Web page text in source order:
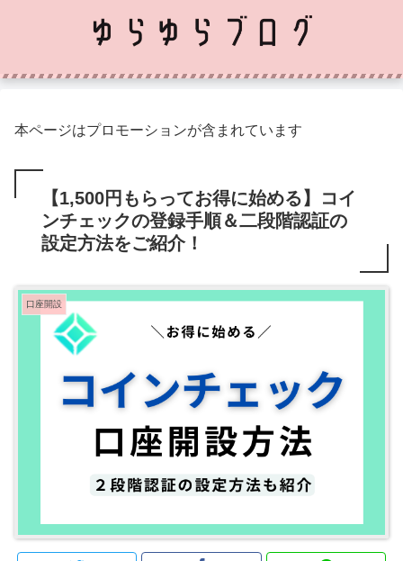
本ページはプロモーションが含まれています
【1,500円もらってお得に始める】コイ
ンチェックの登録手順＆二段階認証の
設定方法をご紹介！
口座開設